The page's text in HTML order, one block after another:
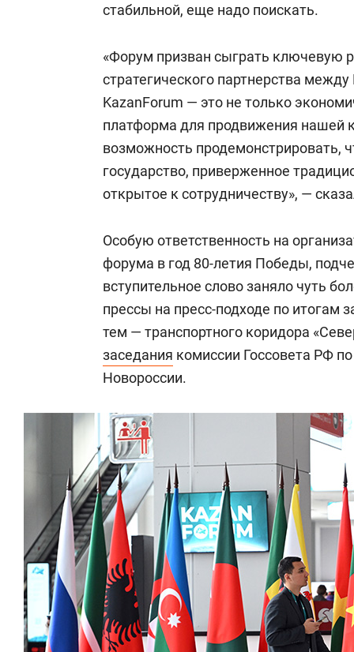
стабильной, еще надо поискать.
«Форум призван сыграть ключевую
стратегического партнерства
KazanForum — это не только
платформа для продвижения нашей
возможность продемонстрировать,
государство, приверженное
открытое к сотрудничеству», —
Особую ответственность на
форума в год 80-летия Победы,
вступительное слово заняло чуть
прессы на пресс-подходе по итогам
тем — транспортного коридора
заседания комиссии Госсовета РФ
Новороссии.